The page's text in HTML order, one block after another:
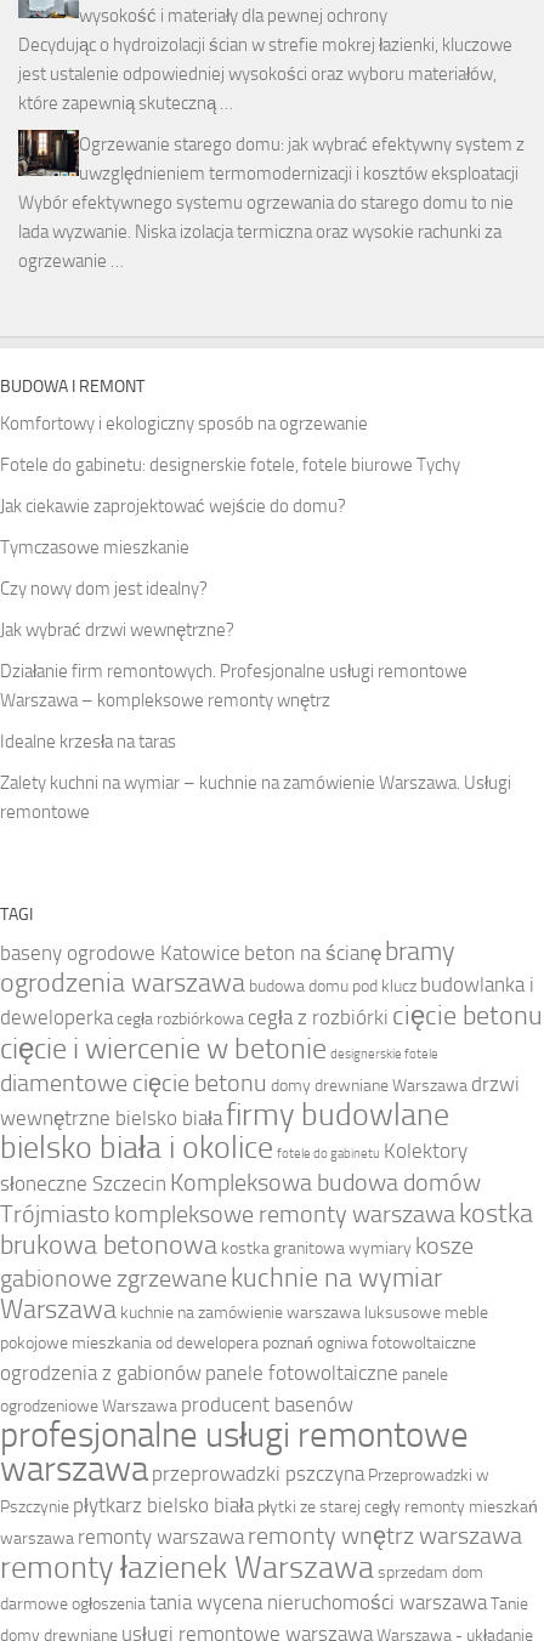
wysokość i materiały dla pewnej ochrony
Decydując o hydroizolacji ścian w strefie mokrej łazienki, kluczowe
jest ustalenie odpowiedniej wysokości oraz wyboru materiałów,
które zapewnią skuteczną …
Ogrzewanie starego domu: jak wybrać efektywny system z
uwzględnieniem termomodernizacji i kosztów eksploatacji
Wybór efektywnego systemu ogrzewania do starego domu to nie
lada wyzwanie. Niska izolacja termiczna oraz wysokie rachunki za
ogrzewanie …
BUDOWA I REMONT
Komfortowy i ekologiczny sposób na ogrzewanie
Fotele do gabinetu: designerskie fotele, fotele biurowe Tychy
Jak ciekawie zaprojektować wejście do domu?
Tymczasowe mieszkanie
Czy nowy dom jest idealny?
Jak wybrać drzwi wewnętrzne?
Działanie firm remontowych. Profesjonalne usługi remontowe
Warszawa – kompleksowe remonty wnętrz
Idealne krzesła na taras
Zalety kuchni na wymiar – kuchnie na zamówienie Warszawa. Usługi
remontowe
TAGI
baseny ogrodowe Katowice beton na ścianę bramy
ogrodzenia warszawa budowa domu pod klucz budowlanka i
deweloperkacegła rozbiórkowa cegła z rozbiórki cięcie betonu
cięcie i wiercenie w betonie designerskie fotele
diamentowe cięcie betonu domy drewniane Warszawa drzwi
wewnętrzne bielsko białafirmy budowlane
bielsko biała i okolice fotele do gabinetu Kolektory
słoneczne Szczecin Kompleksowa budowa domów
Trójmiasto kompleksowe remonty warszawa kostka
brukowa betonowa kostka granitowa wymiary kosze
gabionowe zgrzewane kuchnie na wymiar
Warszawa kuchnie na zamówienie warszawa luksusowe meble
pokojowe mieszkania od dewelopera poznań ogniwa fotowoltaiczne
ogrodzenia z gabionów panele fotowoltaiczne panele
ogrodzeniowe Warszawa producent basenów
profesjonalne usługi remontowe
warszawa przeprowadzki pszczyna Przeprowadzki w
Pszczynie płytkarz bielsko biała płytki ze starej cegły remonty mieszkań
warszawa remonty warszawa remonty wnętrz warszawa
remonty łazienek Warszawasprzedam dom
darmowe ogłoszeniatania wycena nieruchomości warszawaTanie
domy drewniane usługi remontowe warszawaWarszawa - układanie